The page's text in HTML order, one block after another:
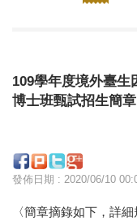
109學年度境外臺生
博士班甄試招生簡章
發佈日期 : 2020/06/10
〈簡章摘錄如下，詳